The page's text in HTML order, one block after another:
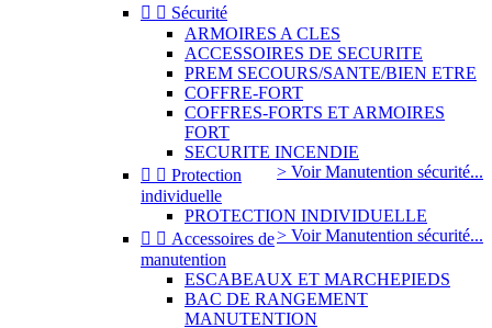
  Sécurité
ARMOIRES A CLES
ACCESSOIRES DE SECURITE
PREM SECOURS/SANTE/BIEN ETRE
COFFRE-FORT
COFFRES-FORTS ET ARMOIRES
FORT
SECURITE INCENDIE
> Voir Manutention sécurité...
  Protection
individuelle
PROTECTION INDIVIDUELLE
> Voir Manutention sécurité...
  Accessoires de
manutention
ESCABEAUX ET MARCHEPIEDS
BAC DE RANGEMENT
MANUTENTION